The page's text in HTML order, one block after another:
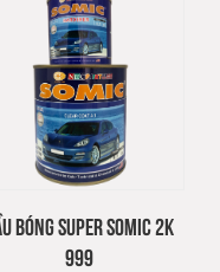
BÓNG SUPER SOMIC 2K
999